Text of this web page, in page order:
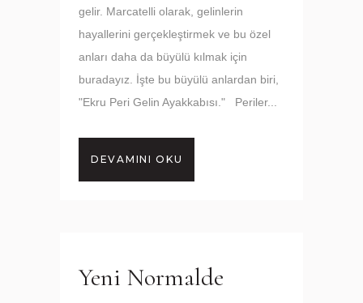
gelir. Marcatelli olarak, gelinlerin
hayallerini gerçekleştirmek ve bu özel
anları daha da büyülü kılmak için
buradayız. İşte bu büyülü anlardan biri,
"Ekru Peri Gelin Ayakkabısı." Periler...
DEVAMINI OKU
Yeni Normalde